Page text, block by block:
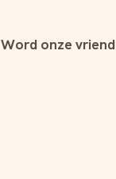
Word onze vriend